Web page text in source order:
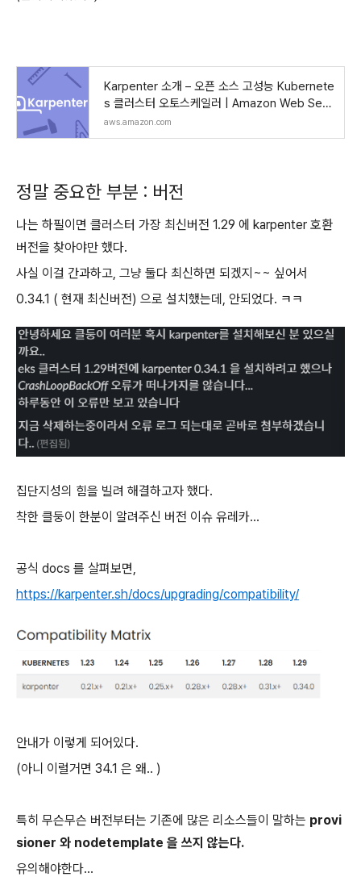
Karpenter 소개 – 오픈 소스 고성능 Kubernete
s 클러스터 오토스케일러 | Amazon Web Serv
ices
aws.amazon.com
정말 중요한 부분 : 버전
나는 하필이면 클러스터 가장 최신버전 1.29 에 karpenter 호환
버전을 찾아야만 했다.
사실 이걸 간과하고, 그냥 둘다 최신하면 되겠지~~ 싶어서
0.34.1 ( 현재 최신버전) 으로 설치했는데, 안되었다. ㅋㅋ
집단지성의 힘을 빌려 해결하고자 했다.
착한 클둥이 한분이 알려주신 버전 이슈 유레카...
공식 docs 를 살펴보면,
https://karpenter.sh/docs/upgrading/compatibility/
안내가 이렇게 되어있다.
(아니 이럴거면 34.1 은 왜.. )
특히 무슨무슨 버전부터는 기존에 많은 리소스들이 말하는 provi
sioner 와 nodetemplate 을 쓰지 않는다.
유의해야한다...